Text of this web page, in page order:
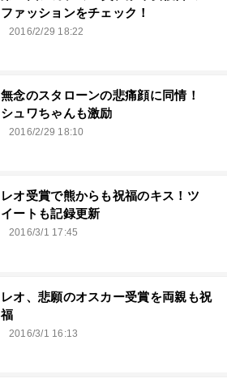
ファッションをチェック！
2016/2/29 18:22
無念のスタローンの悲痛顔に同情！
シュワちゃんも激励
2016/2/29 18:10
レオ受賞で熊からも祝福のキス！ツ
イートも記録更新
2016/3/1 17:45
レオ、悲願のオスカー受賞を両親も祝
福
2016/3/1 16:13